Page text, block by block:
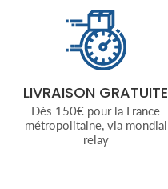
LIVRAISON GRATUITE
Dès 150€ pour la France
métropolitaine, via mondial
relay